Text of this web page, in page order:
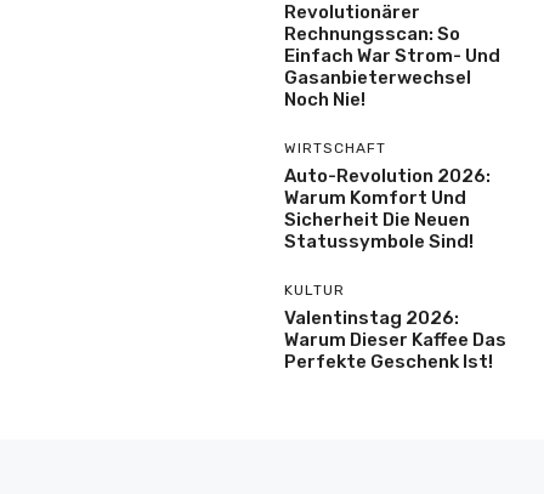
Revolutionärer
Rechnungsscan: So
Einfach War Strom- Und
Gasanbieterwechsel
Noch Nie!
WIRTSCHAFT
Auto-Revolution 2026:
Warum Komfort Und
Sicherheit Die Neuen
Statussymbole Sind!
KULTUR
Valentinstag 2026:
Warum Dieser Kaffee Das
Perfekte Geschenk Ist!